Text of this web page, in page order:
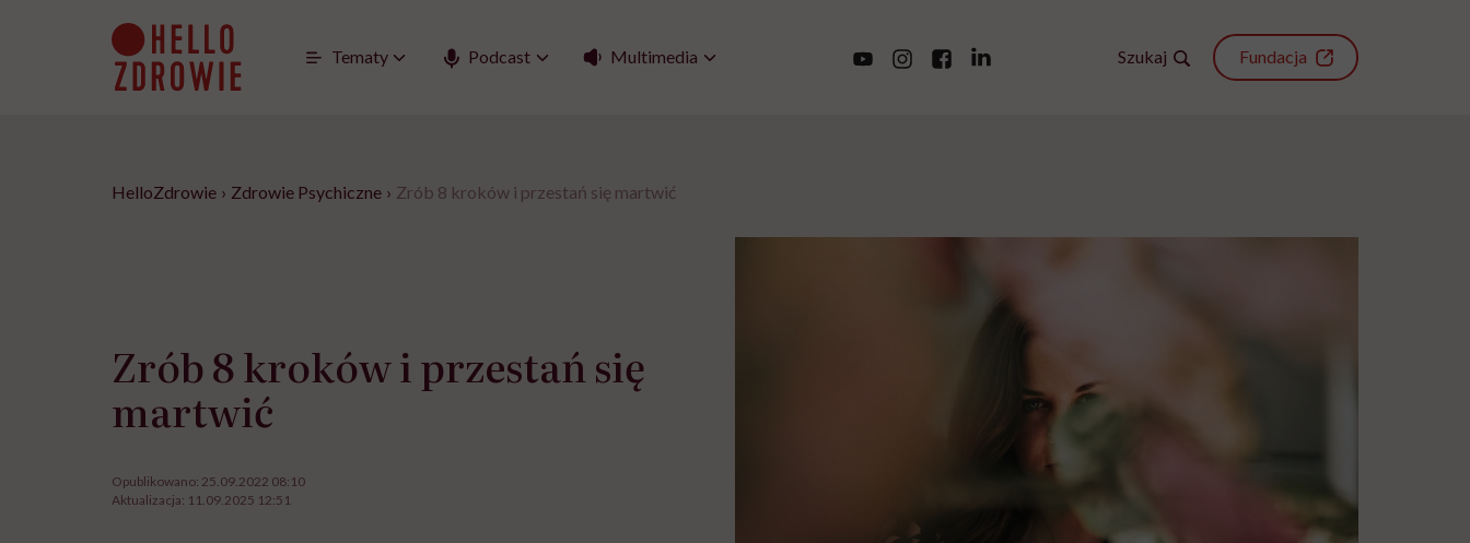
Tematy Podcast Multimedia Szukaj Fundacja
HelloZdrowie › Zdrowie Psychiczne › Zrób 8 kroków i przestań się martwić
Zrób 8 kroków i przestań się
martwić
Opublikowano: 25.09.2022 08:10
Aktualizacja: 11.09.2025 12:51